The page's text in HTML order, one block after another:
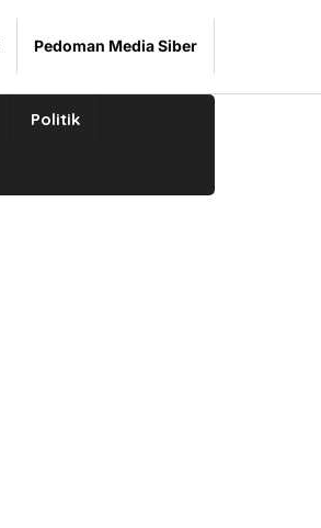
Pedoman Media Siber
Politik